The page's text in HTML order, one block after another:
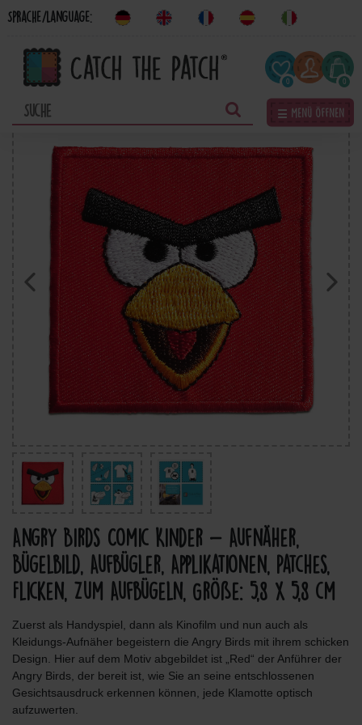
Sprache/Language:
0
☰ Menü öffnen
Angry Birds Comic Kinder - Aufnäher,
Bügelbild, Aufbügler, Applikationen, Patches,
Flicken, Zum Aufbügeln, Größe: 5,8 x 5,8 cm
Zuerst als Handyspiel, dann als Kinofilm und nun auch als
Kleidungs-Aufnäher begeistern die Angry Birds mit ihrem schicken
Design. Hier auf dem Motiv abgebildet ist „Red“ der Anführer der
Angry Birds, der bereit ist, wie Sie an seine entschlossenen
Gesichtsausdruck erkennen können, jede Klamotte optisch
aufzuwerten.